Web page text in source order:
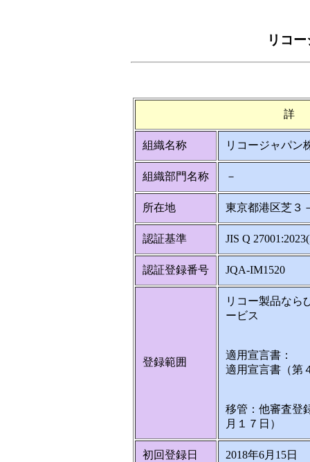
リコ
詳
組織名称 リコージャパン
組織部門名称 －
所在地 東京都港区芝３
認証基準 JIS Q
認証登録番号 JQA-IM1520
登録範囲
リコー製品なら
ービス
適用宣言書：
適用宣言書（第
移管：他審査登
月１７日）
初回登録日 2018年6月15日